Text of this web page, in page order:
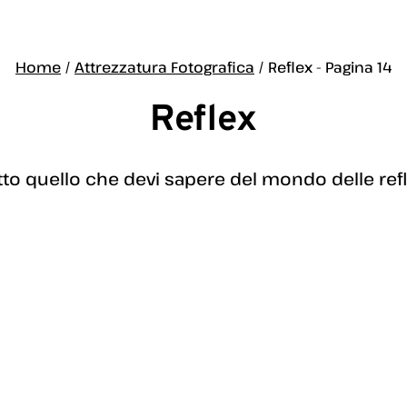
Home / Attrezzatura Fotografica / Reflex- Pagina 14
Reflex
quello che devi sapere del mondo delle